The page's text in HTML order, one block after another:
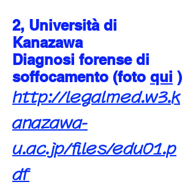
2, Università di
Kanazawa
Diagnosi forense di
soffocamento (foto qui )
http://legalmed.w3.k
anazawa-
u.ac.jp/files/edu01.p
df